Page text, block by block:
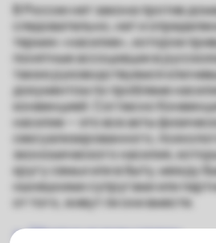
В России нет закона против
следовательно, нет и
термин «насилие», которое
понятные ассоциации в
также руководствуемся
документом по проблеме
конвенцией . Согласно
насилие — это все акты
сексуализированного,
экономического насилия,
кругу семьи или в быту, между
нынешними супругами или
от того, живут ли они вместе.
← Обратно ко всем словам